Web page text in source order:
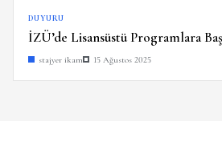
DUYURU
İZÜ’de Lisansüstü Programlara
stajyer ikam 15 Ağustos 2025